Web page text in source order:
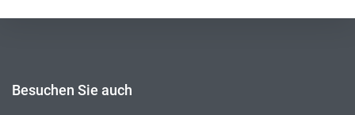
Besuchen Sie auch